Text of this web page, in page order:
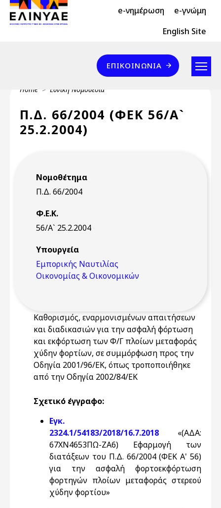
Skip to main content
Header Top 2 e-νημέρωση e-γνώμη
Header Top English Site
Επικοινωνία
ΕΠΙΚΟΙΝΩΝΊΑ
Breadcrumb
Home Εθνική Νομοθεσία
Π.Δ. 66/2004 (ΦΕΚ 56/Α`
25.2.2004)
Νομοθέτημα
Π.Δ. 66/2004
Φ.Ε.Κ.
56/Α` 25.2.2004
Υπουργεία
Εμπορικής Ναυτιλίας
Οικονομίας & Οικονομικών
Καθορισμός, εναρμονισμένων απαιτήσεων
και διαδικασιών για την ασφαλή φόρτωση
και εκφόρτωση των Φ/Γ πλοίων μεταφοράς
χύδην φορτίων, σε συμμόρφωση προς την
Οδηγία 2001/96/ΕΚ, όπως τροποποιήθηκε
από την Οδηγία 2002/84/ΕΚ
Σχετικό έγγραφο:
Εγκ.
2324.1/54183/2018/16.7.2018 «(ΑΔΑ:
67ΧΝ4653ΠΩ-ΖΑ6) Εφαρμογή των
διατάξεων του Π.Δ. 66/2004 (ΦΕΚ Α' 56)
για την ασφαλή φορτοεκφόρτωση
φορτηγών πλοίων μεταφοράς στερεού
χύδην φορτίου»